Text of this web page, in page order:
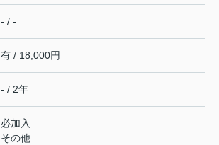
- / -
有 / 18,000円
- / 2年
必加入
その他